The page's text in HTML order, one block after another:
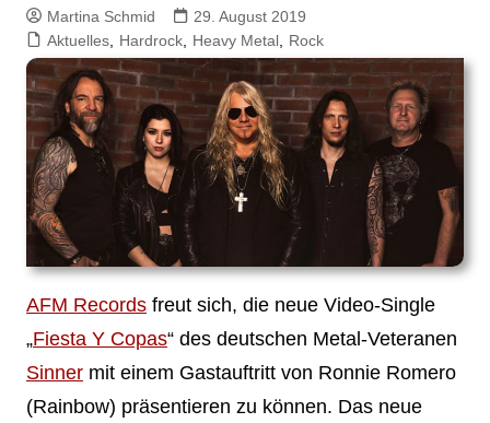
Martina Schmid
29. August 2019
Aktuelles, Hardrock, Heavy Metal, Rock
AFM Recordsfreut sich, die neue Video-Single
„Fiesta Y Copas“ des deutschen Metal-Veteranen
Sinnermit einem Gastauftritt von Ronnie Romero
(Rainbow) präsentieren zu können. Das neue